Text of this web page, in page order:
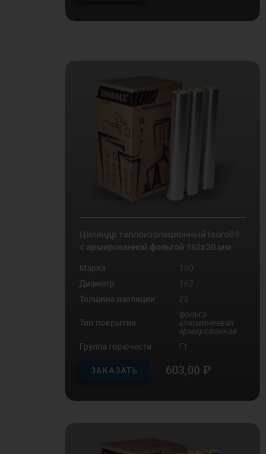
Цилиндр теплоизоляционный Isoroll®
с армированной фольгой 162х20 мм
Марка
100
Диаметр
162
Толщина изоляции
20
Тип покрытия
фольга
алюминиевая
армированная
Группа горючести
Г1
ЗАКАЗАТЬ 603,00 ₽